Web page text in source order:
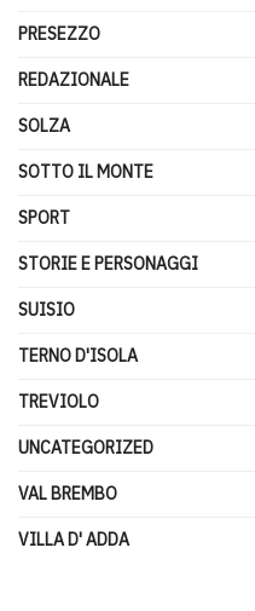
PRESEZZO
REDAZIONALE
SOLZA
SOTTO IL MONTE
SPORT
STORIE E PERSONAGGI
SUISIO
TERNO D'ISOLA
TREVIOLO
UNCATEGORIZED
VAL BREMBO
VILLA D' ADDA